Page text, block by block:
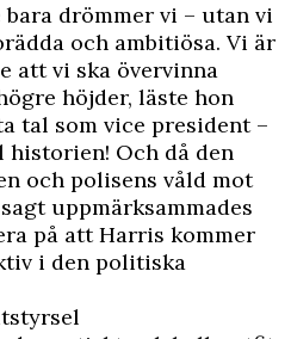
drömmer vi – utan vi
och ambitiösa. Vi är
att vi ska övervinna
höjder, läste hon
tal som vice president –
Och då den
och polisens våld mot
uppmärksammades
på att Harris kommer
i den politiska